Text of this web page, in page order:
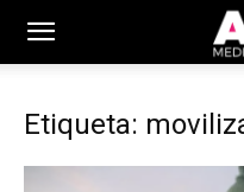
Etiqueta: